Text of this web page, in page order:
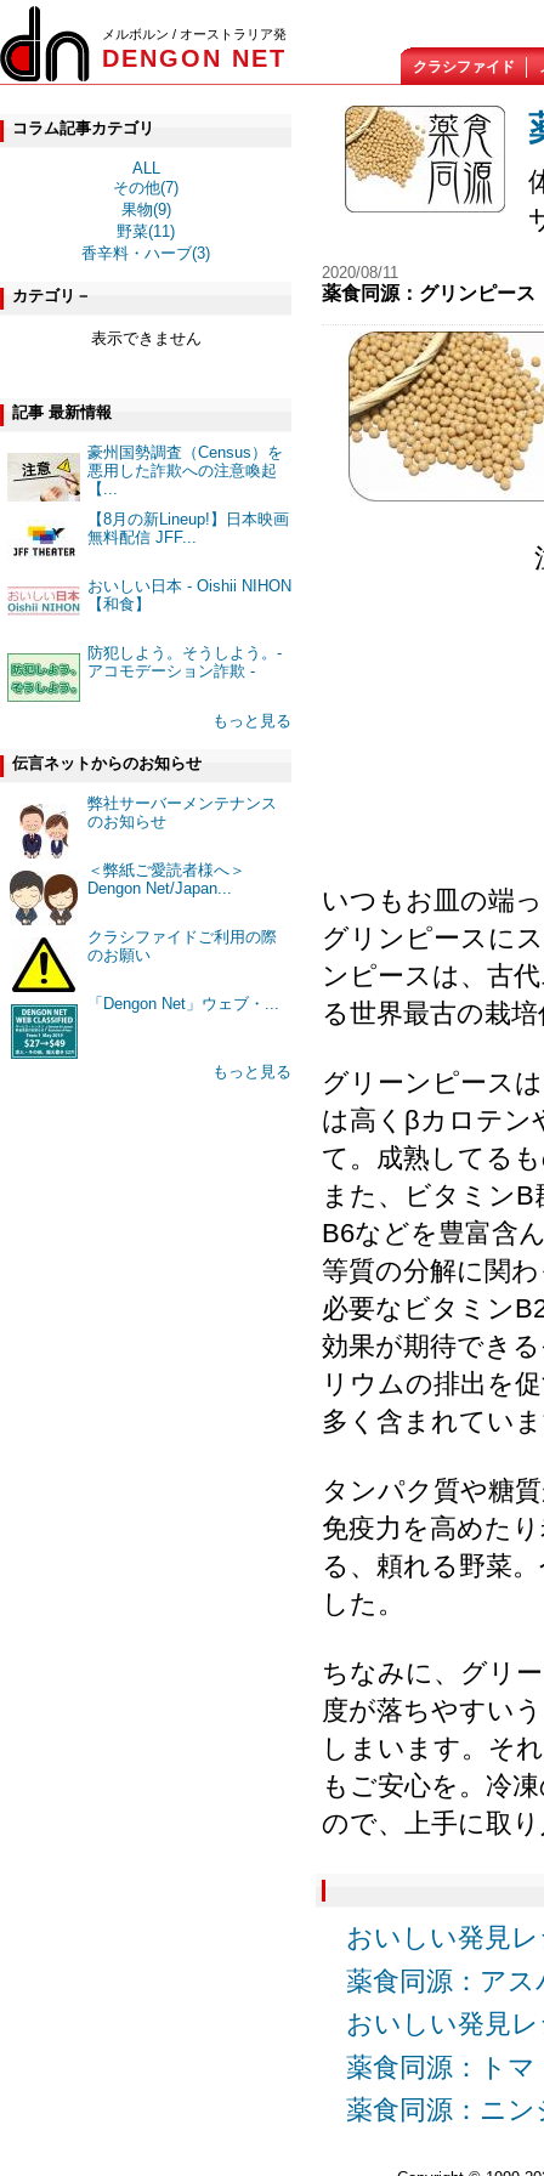
メルボルン / オーストラリア発
DENGON NET クラシファイド
コラム記事カテゴリ
ALL
その他(7)
果物(9)
野菜(11)
香辛料・ハーブ(3)
カテゴリ－
表示できません
記事 最新情報
豪州国勢調査（Census）を
悪用した詐欺への注意喚起
【...
【8月の新Lineup!】日本映画
無料配信 JFF...
おいしい日本 - Oishii NIHON
【和食】
防犯しよう。そうしよう。-
アコモデーション詐欺 -
もっと見る
伝言ネットからのお知らせ
弊社サーバーメンテナンス
のお知らせ
＜弊紙ご愛読者様へ＞
Dengon Net/Japan...
クラシファイドご利用の際
のお願い
「Dengon Net」ウェブ・...
もっと見る
2020/08/11
薬食同源：グリンピー
いつもお皿の端
グリンピースに
ンピースは、古
る世界最古の栽
グリーンピース
は高くβカロテン
て。成熟してる
また、ビタミン
B6などを豊富含
等質の分解に関
必要なビタミン
効果が期待でき
リウムの排出を
多く含まれてい
タンパク質や糖
免疫力を高めた
る、頼れる野菜
した。
ちなみに、グリ
度が落ちやすい
しまいます。そ
もご安心を。冷
ので、上手に取
おいしい発見
薬食同源：ア
おいしい発見
薬食同源：ト
薬食同源：ニ